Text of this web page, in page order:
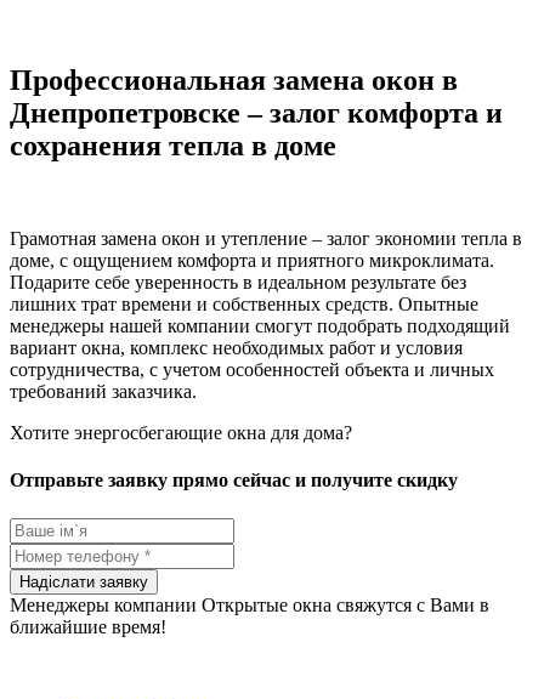
Профессиональная замена окон в
Днепропетровске – залог комфорта и
сохранения тепла в доме
Грамотная замена окон и утепление – залог экономии тепла в
доме, с ощущением комфорта и приятного микроклимата.
Подарите себе уверенность в идеальном результате без
лишних трат времени и собственных средств. Опытные
менеджеры нашей компании смогут подобрать подходящий
вариант окна, комплекс необходимых работ и условия
сотрудничества, с учетом особенностей объекта и личных
требований заказчика.
Хотите энергосбегающие окна для дома?
Отправьте заявку прямо сейчас и получите скидку
Менеджеры компании Открытые окна свяжутся с Вами в
ближайшие время!